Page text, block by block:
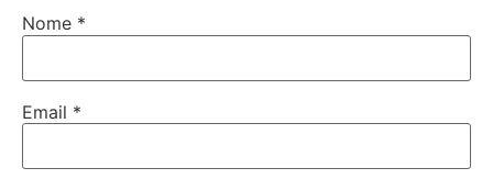
Nome *
Email *